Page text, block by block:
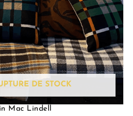
DE STOCK
Mac Lindell